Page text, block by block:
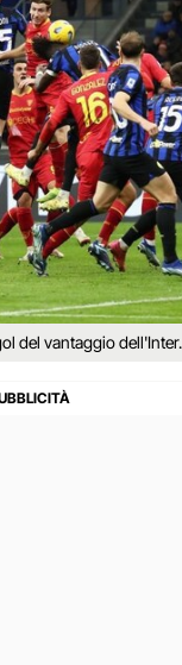
del vantaggio dell'Inter.